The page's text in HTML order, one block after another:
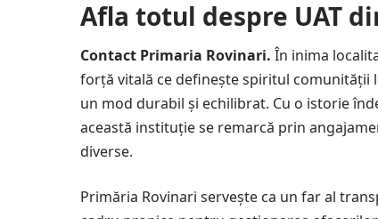
Afla totul despre UAT
Contact Primaria Rovinari. În inima
forță vitală ce definește spiritul comunității
un mod durabil și echilibrat. Cu o istorie
această instituție se remarcă prin
diverse.
Primăria Rovinari servește ca un far al